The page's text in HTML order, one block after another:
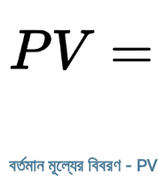
বর্তমান মূল্যের বিবরণ - PV